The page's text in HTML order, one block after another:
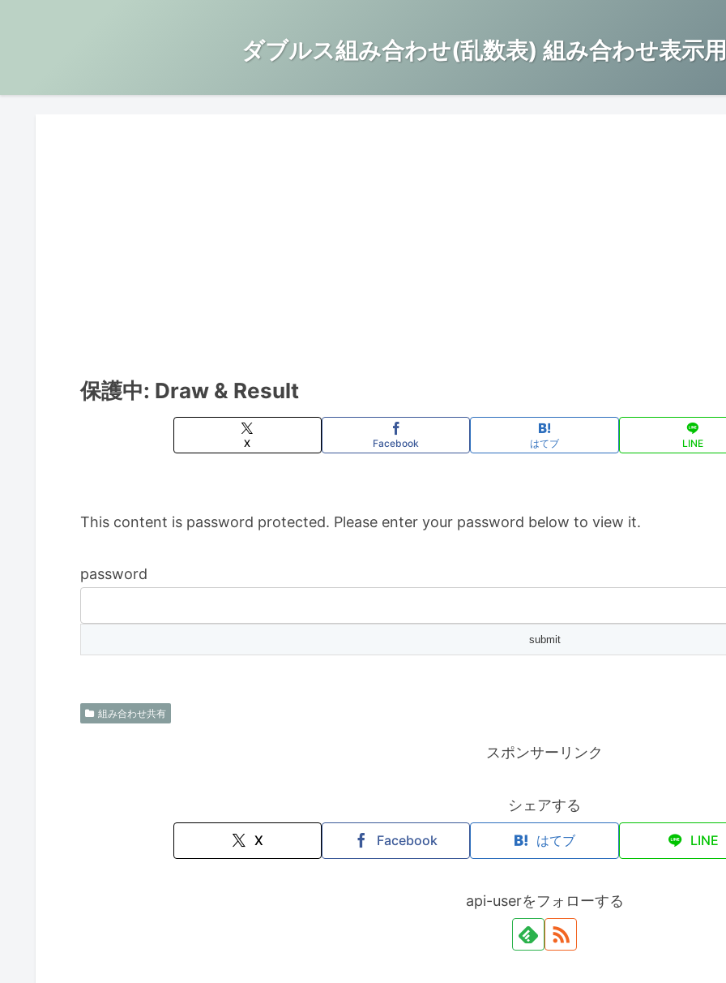
ダブルス組み合わせ(乱数表) 組み合わせ表示
保護中: Draw & Result
X Facebook はてブ LINE
This content is password protected. Please enter your password below to view it.
password
組み合わせ共有
スポンサーリンク
シェアする
X Facebook はてブ LINE
api-userをフォローする